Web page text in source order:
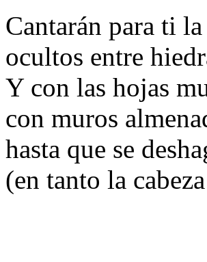
Cantarán para ti
ocultos entre
Y con las hojas
con muros
hasta que se
(en tanto la